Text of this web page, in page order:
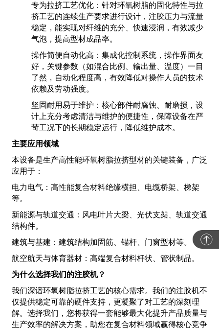
专为拉挤工艺优化：针对环氧树脂的固化特性与拉
挤工艺的连续生产要求进行设计，注胶压力与流量
稳定，能实现对纤维的充分、快速浸润，有效减少
气泡，提高型材成品率。
操作简便自动化高：集成化控制系统，操作界面友
好，关键参数（如混合比例、输出量、温度）一目
了然，自动化程度高，有效降低对操作人员的技术
依赖及劳动强度。
坚固耐用易于维护：核心部件耐腐蚀、耐磨损，设
计上充分考虑清洁与维护的便捷性，保障设备在严
苛工况下的长期稳定运行，降低维护成本。
主要应用领域
本设备是生产高性能环氧树脂拉挤型材的关键装备，广泛
应用于：
电力电气：高性能复合材料绝缘横担、电缆桥架、梯架
等。
新能源与轨道交通：风电叶片大梁、光伏支架、轨道交通
结构件。
建筑与基建：建筑结构加固筋、锚杆、门窗型材等。
航空航天与体育器材：高端复合材料杆状、管状制品。
为什么选择我们的注胶机？
我们深谙环氧树脂拉挤工艺的核心需求。我们的注胶机不
仅提供稳定可靠的硬件支持，更凝聚了对工艺的深刻理
解。选择我们，您将获得一套能够最大化提升产品质量与
生产效率的解决方案，助您在复合材料领域赢得核心竞争